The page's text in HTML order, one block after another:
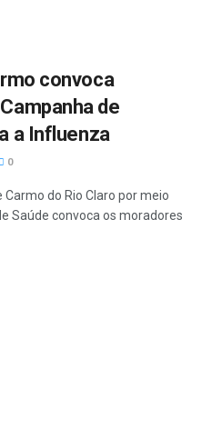
convoca
de
a Influenza
0
do Rio Claro por meio
Saúde convoca os moradores